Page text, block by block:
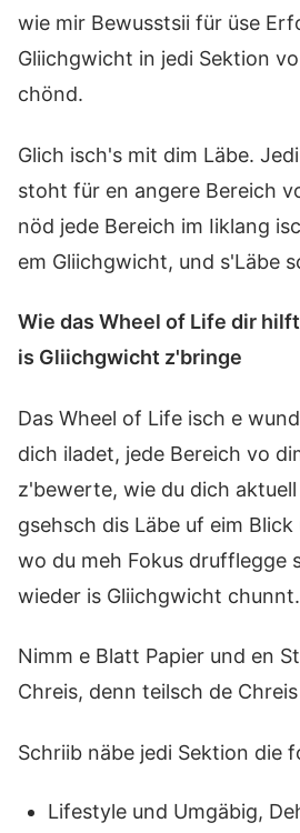
wie mir Bewusstsii für üse
Gliichgwicht in jedi Sektion
chönd.
Glich isch's mit dim Läbe.
stoht für en angere Bereich
nöd jede Bereich im Iiklang
em Gliichgwicht, und s'Läbe
Wie das Wheel of Life dir
is Gliichgwicht z'bringe
Das Wheel of Life isch e
dich iladet, jede Bereich vo
z'bewerte, wie du dich
gsehsch dis Läbe uf eim
wo du meh Fokus drufflegge
wieder is Gliichgwicht chunnt.
Nimm e Blatt Papier und en
Chreis, denn teilsch de
Schriib näbe jedi Sektion die
Lifestyle und Umgäbig,